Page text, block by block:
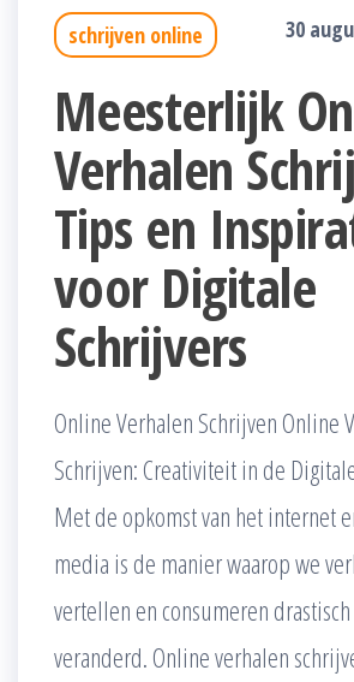
schrijven online 30
Meesterlijk
Verhalen
Tips en
voor Digitale
Schrijvers
Online Verhalen Schrijven Online
Schrijven: Creativiteit in de
Met de opkomst van het internet
media is de manier waarop we
vertellen en consumeren drastisch
veranderd. Online verhalen